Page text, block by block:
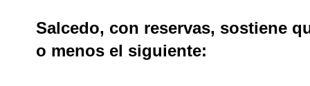
Salcedo, con reservas, sostiene
o menos el siguiente: